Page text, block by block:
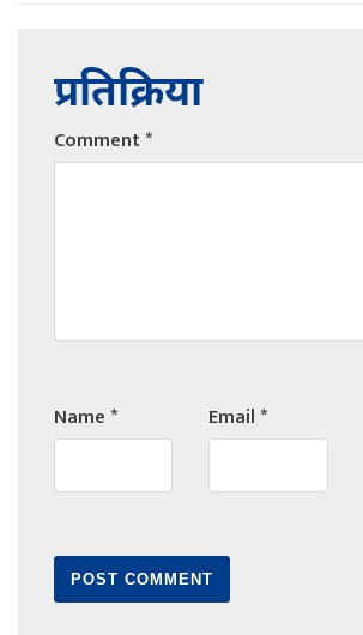
प्रतिक्रिया
Comment*
Name* Email*